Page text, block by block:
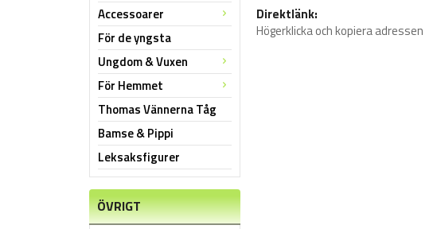
Accessoarer
För de yngsta
Ungdom & Vuxen
För Hemmet
Thomas Vännerna Tåg
Bamse & Pippi
Leksaksfigurer
ÖVRIGT
Direktlänk:
Högerklicka och kopiera adressen